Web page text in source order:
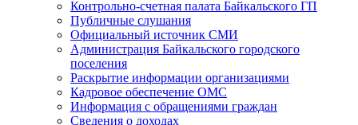
Контрольно-счетная палата Байкальского ГП
Публичные слушания
Официальный источник СМИ
Администрация Байкальского городского
поселения
Раскрытие информации организациями
Кадровое обеспечение ОМС
Информация с обращениями граждан
Сведения о доходах